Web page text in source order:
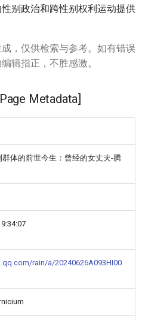
别政治和跨性别权利运动提供
，仅供检索与参考。如有错误
辑指正，不胜感激。
Metadata]
群体的前世今生：曾经的女丈夫-腾
rain/a/20240626A093HI00